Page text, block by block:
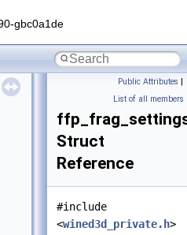
gbc0a1de
Public Attributes |
List of all members
Struct
Reference
#include
<wined3d_private.h>